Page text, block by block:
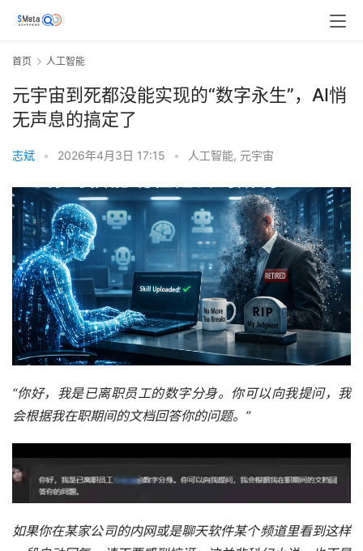
首页 人工智能
元宇宙到死都没能实现的“数字永生”，AI悄
无声息的搞定了
志斌 • 2026年4月3日 17:15 • 人工智能, 元宇宙
“你好，我是已离职员工的数字分身。你可以向我提问，我
会根据我在职期间的文档回答你的问题。”
如果你在某家公司的内网或是聊天软件某个频道里看到这样